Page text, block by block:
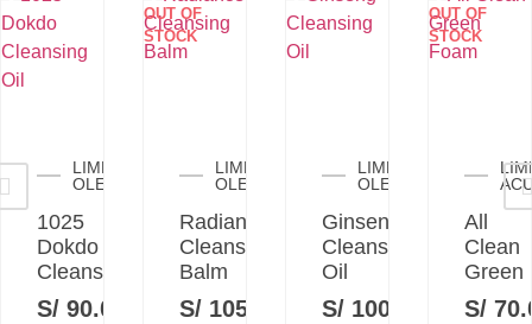
LIMPIADOR
OLEOSO
1025
Dokdo
Cleansing
S/ 90.00
OUT OF
STOCK
LIMPIADOR
OLEOSO
Radiance
Cleansing
Balm
S/ 105.00
LIMPIADOR
OLEOSO
Ginseng
Cleansing
Oil
S/ 100.00
OUT OF
STOCK
All
Clean
Green
S/